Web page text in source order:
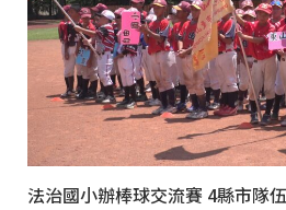
法治國小辦棒球交流賽 4縣市隊